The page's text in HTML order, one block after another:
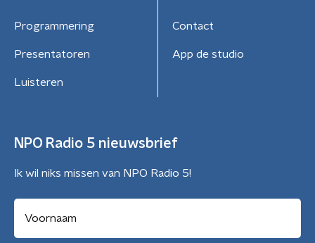
Programmering
Presentatoren
Luisteren
Contact
App de studio
NPO Radio 5 nieuwsbrief
Ik wil niks missen van NPO Radio 5!